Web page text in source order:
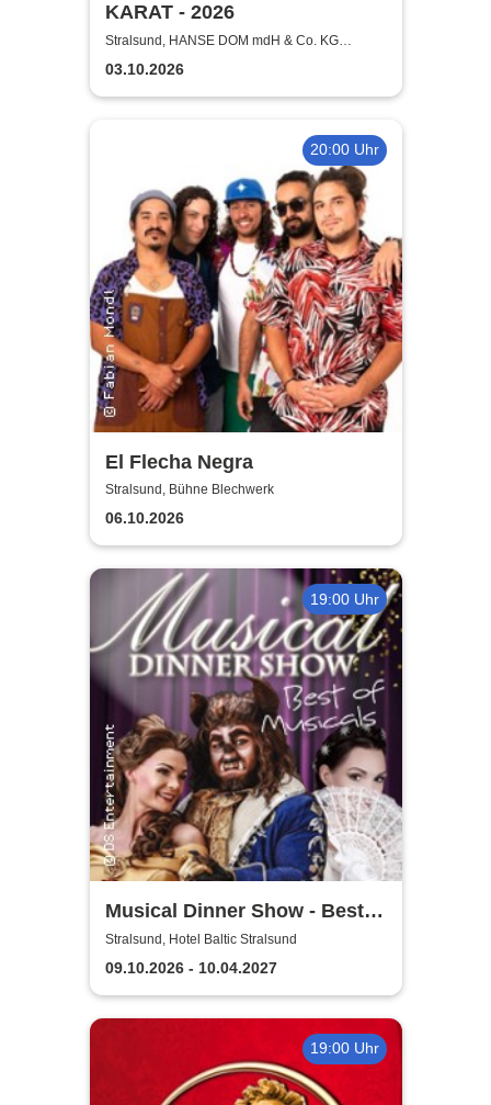
KARAT - 2026
Stralsund, HANSE DOM mdH & Co. KG
Stralsund
03.10.2026
20:00 Uhr
El Flecha Negra
Stralsund, Bühne Blechwerk
06.10.2026
19:00 Uhr
Musical Dinner Show - Best
of Musicals
Stralsund, Hotel Baltic Stralsund
09.10.2026 - 10.04.2027
19:00 Uhr